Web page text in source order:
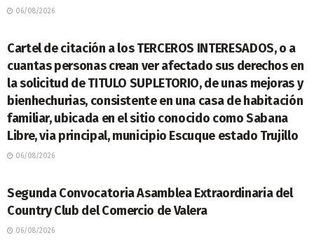
06/08/2026
Cartel de citación a los TERCEROS INTERESADOS, o a
cuantas personas crean ver afectado sus derechos en
la solicitud de TITULO SUPLETORIO, de unas mejoras y
bienhechurias, consistente en una casa de habitación
familiar, ubicada en el sitio conocido como Sabana
Libre, via principal, municipio Escuque estado Trujillo
06/08/2026
Segunda Convocatoria Asamblea Extraordinaria del
Country Club del Comercio de Valera
06/08/2026